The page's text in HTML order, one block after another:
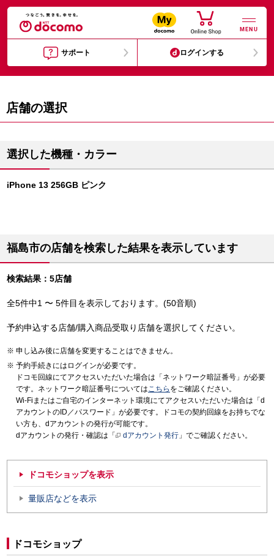
MENU
サポート ログインする
店舗の選択
選択した機種・カラー
iPhone 13 256GB ピンク
福島市の店舗を検索した結果を表示しています
検索結果：5店舗
全5件中1 〜 5件目を表示しております。(50音順)
予約申込する店舗/購入商品受取り店舗を選択してください。
申し込み後に店舗を変更することはできません。
予約手続きにはログインが必要です。
ドコモ回線にてアクセスいただいた場合は「ネットワーク暗証番号」が必要
です。ネットワーク暗証番号についてはこちら をご確認ください。
Wi-Fiまたはご自宅のインターネット環境にてアクセスいただいた場合は「d
アカウントのID／パスワード」が必要です。ドコモの契約回線をお持ちでな
い方も、dアカウントの発行が可能です。
dアカウントの発行・確認は「
dアカウント発行 」でご確認ください。
ドコモショップを表示
量販店などを表示
ドコモショップ